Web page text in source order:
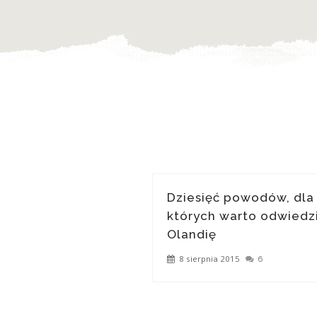
Dziesięć powodów, dla
których warto
Olandię
8 sierpnia 2015 6